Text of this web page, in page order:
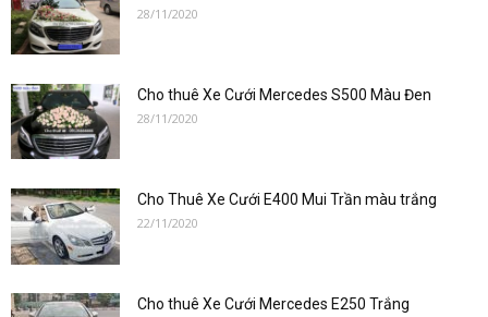
28/11/2020
Cho thuê Xe Cưới Mercedes S500 Màu Đen
28/11/2020
Cho Thuê Xe Cưới E400 Mui Trần màu trắng
22/11/2020
Cho thuê Xe Cưới Mercedes E250 Trắng